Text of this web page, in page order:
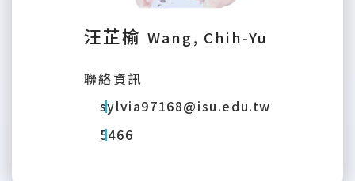
汪芷榆 Wang, Chih-Yu
聯絡資訊
sylvia97168@isu.edu.tw
5466